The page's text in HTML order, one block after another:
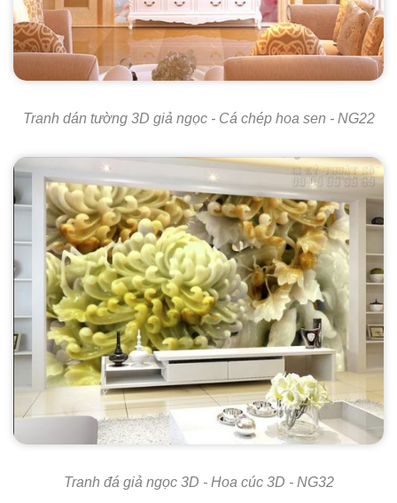
Tranh dán tường 3D giả ngọc - Cá chép hoa sen - NG22
Tranh đá giả ngọc 3D - Hoa cúc 3D - NG32